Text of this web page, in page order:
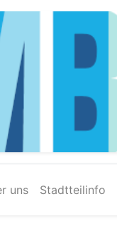
uns Stadtteilinfo